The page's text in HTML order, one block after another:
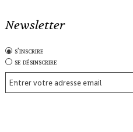
Newsletter
s'inscrire
se désinscrire